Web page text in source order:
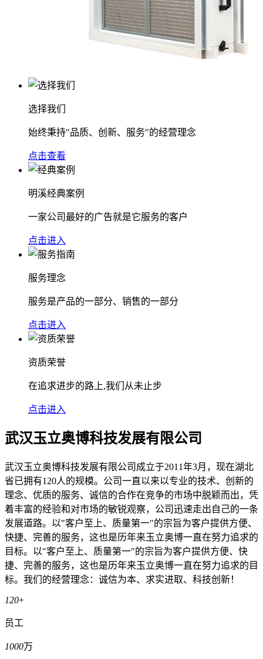
选择我们
始终秉持"品质、创新、服务"的经营理念
点击查看
明溪经典案例
一家公司最好的广告就是它服务的客户
点击进入
服务理念
服务是产品的一部分、销售的一部分
点击进入
资质荣誉
在追求进步的路上,我们从未止步
点击进入
武汉玉立奥博科技发展有限公司
武汉玉立奥博科技发展有限公司成立于2011年3月，现在湖北
省已拥有120人的规模。公司一直以来以专业的技术、创新的
理念、优质的服务、诚信的合作在竞争的市场中脱颖而出，凭
着丰富的经验和对市场的敏锐观察，公司迅速走出自己的一条
发展道路。以"客户至上、质量第一"的宗旨为客户提供方便、
快捷、完善的服务，这也是历年来玉立奥博一直在努力追求的
目标。以"客户至上、质量第一"的宗旨为客户提供方便、快
捷、完善的服务，这也是历年来玉立奥博一直在努力追求的目
标。我们的经营理念：诚信为本、求实进取、科技创新！
120+
员工
1000万